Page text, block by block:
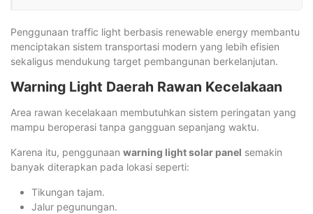
Penggunaan traffic light berbasis renewable energy membantu
menciptakan sistem transportasi modern yang lebih efisien
sekaligus mendukung target pembangunan berkelanjutan.
Warning Light Daerah Rawan Kecelakaan
Area rawan kecelakaan membutuhkan sistem peringatan yang
mampu beroperasi tanpa gangguan sepanjang waktu.
Karena itu, penggunaan warning light solar panel semakin
banyak diterapkan pada lokasi seperti:
Tikungan tajam.
Jalur pegunungan.